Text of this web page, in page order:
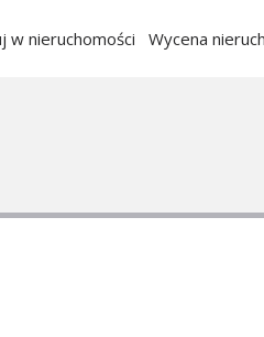
w nieruchomości Wycena